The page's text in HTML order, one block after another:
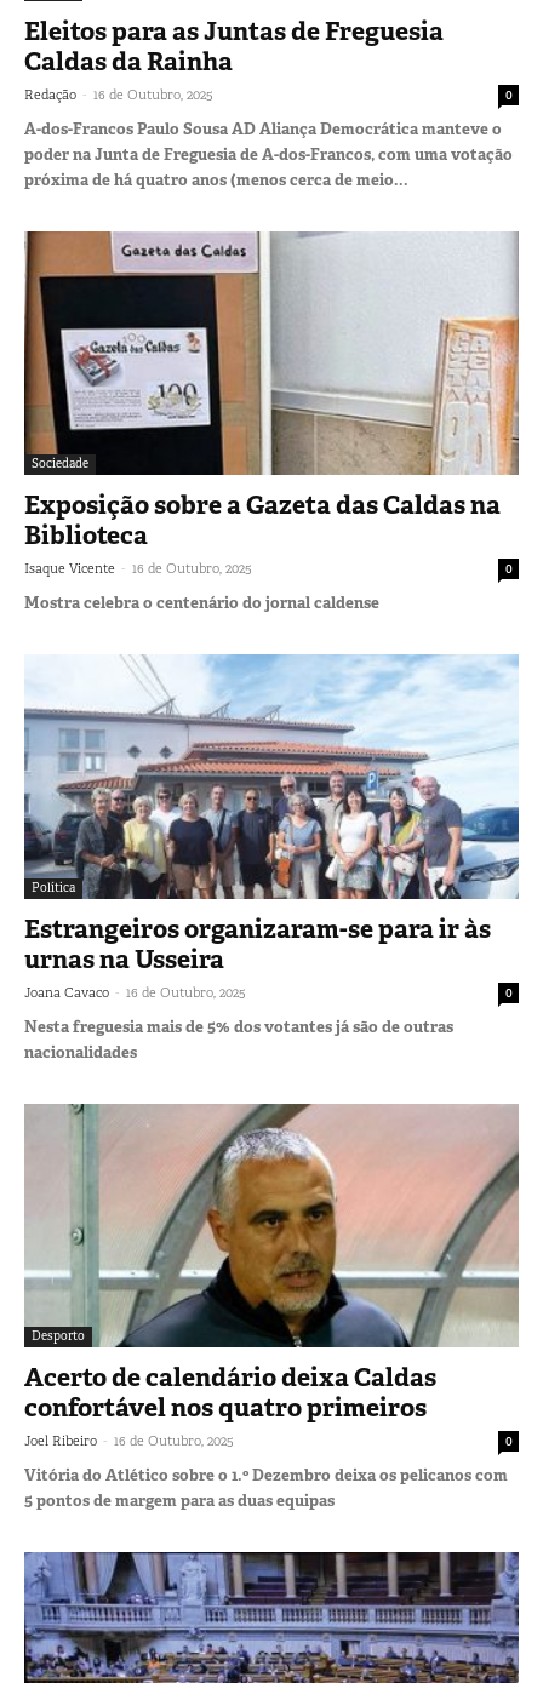
Eleitos para as Juntas de Freguesia
Caldas da Rainha
Redação - 16 de Outubro, 2025 0
A-dos-Francos Paulo Sousa AD Aliança Democrática manteve o
poder na Junta de Freguesia de A-dos-Francos, com uma votação
próxima de há quatro anos (menos cerca de meio...
Sociedade
Exposição sobre a Gazeta das Caldas na
Biblioteca
Isaque Vicente - 16 de Outubro, 2025 0
Mostra celebra o centenário do jornal caldense
Política
Estrangeiros organizaram-se para ir às
urnas na Usseira
Joana Cavaco - 16 de Outubro, 2025 0
Nesta freguesia mais de 5% dos votantes já são de outras
nacionalidades
Desporto
Acerto de calendário deixa Caldas
confortável nos quatro primeiros
Joel Ribeiro - 16 de Outubro, 2025 0
Vitória do Atlético sobre o 1.º Dezembro deixa os pelicanos com
5 pontos de margem para as duas equipas